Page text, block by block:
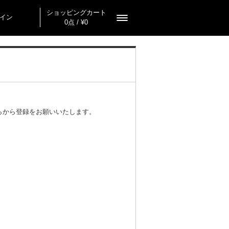
ン
ショッピングカート
0点 / ¥0
ら登録をお願いいたします。